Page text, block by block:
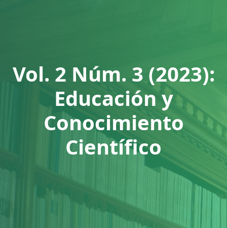
Vol. 2 Núm. 3 (2023):
Educación y
Conocimiento
Científico